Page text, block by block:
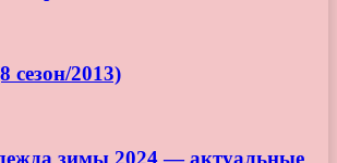
сезон/2013)
зимы 2024 — актуальные